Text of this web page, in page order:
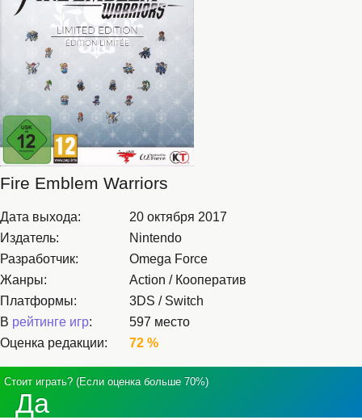
Fire Emblem Warriors
Дата выхода:
20 октября 2017
Издатель:
Nintendo
Разработчик:
Omega Force
Жанры:
Action / Кооператив
Платформы:
3DS / Switch
В рейтинге игр:
597 место
Оценка редакции:
72 %
Стоит играть? (Если оценка больше 70%)
Да